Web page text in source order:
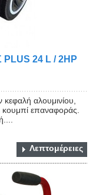
24 L / 2HP
κεφαλή αλουμινίου,
κουμπί επαναφοράς.
Λεπτομέρειες